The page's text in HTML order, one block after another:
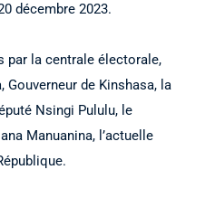
décembre 2023.
par la centrale électorale,
de Kinshasa, la
Nsingi Pululu, le
Manuanina, l’actuelle